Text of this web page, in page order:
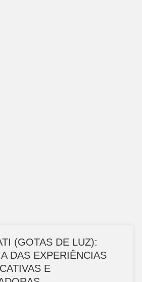
(GOTAS DE LUZ):
DAS EXPERIÊNCIAS
E